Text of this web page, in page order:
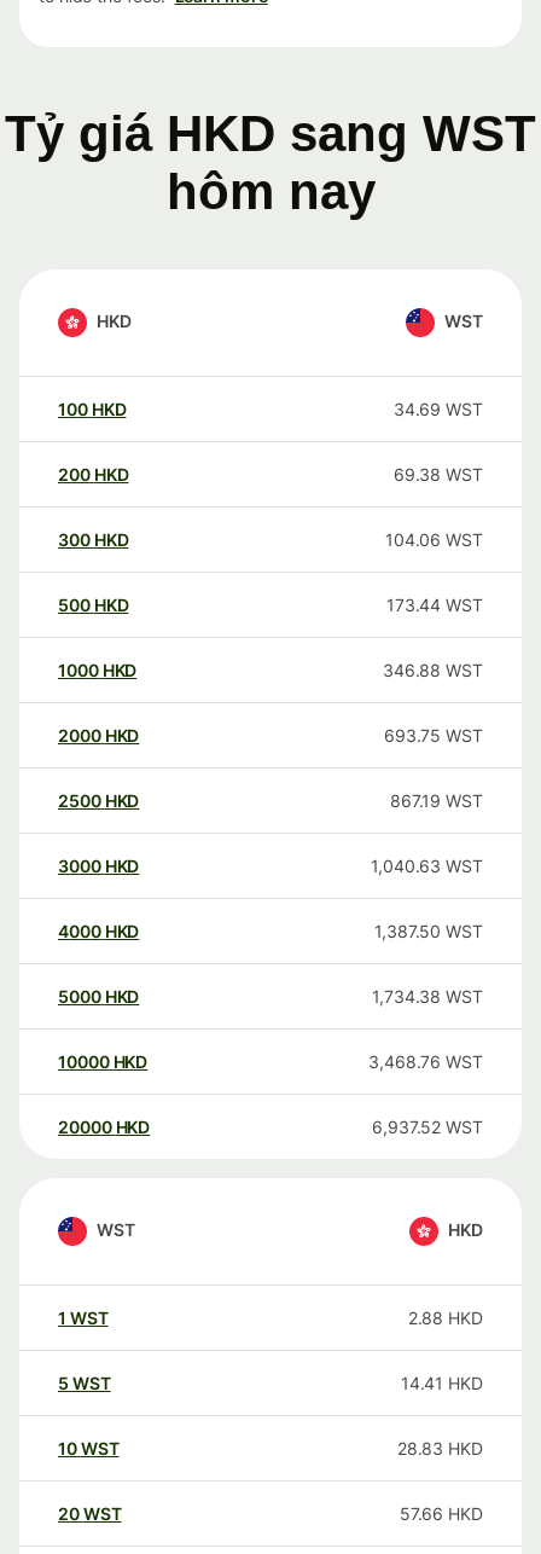
Tỷ giá HKD sang WST
hôm nay
HKD WST
100 HKD 34.69 WST
200 HKD 69.38 WST
300 HKD 104.06 WST
500 HKD 173.44 WST
1000 HKD 346.88 WST
2000 HKD 693.75 WST
2500 HKD 867.19 WST
3000 HKD 1,040.63 WST
4000 HKD 1,387.50 WST
5000 HKD 1,734.38 WST
10000 HKD 3,468.76 WST
20000 HKD 6,937.52 WST
WST HKD
1 WST 2.88 HKD
5 WST 14.41 HKD
10WST 28.83 HKD
20WST 57.66 HKD